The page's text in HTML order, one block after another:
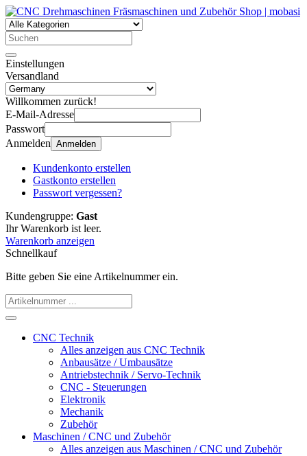
Einstellungen
Versandland
Willkommen zurück!
E-Mail-Adresse
Passwort
Anmelden Anmelden
Kundenkonto erstellen
Gastkonto erstellen
Passwort vergessen?
Kundengruppe: Gast
Ihr Warenkorb ist leer.
Warenkorb anzeigen
Schnellkauf
Bitte geben Sie eine Artikelnummer ein.
CNC Technik
Alles anzeigen aus CNC Technik
Anbausätze / Umbausätze
Antriebstechnik / Servo-Technik
CNC - Steuerungen
Elektronik
Mechanik
Zubehör
Maschinen / CNC und Zubehör
Alles anzeigen aus Maschinen / CNC und Zubehör